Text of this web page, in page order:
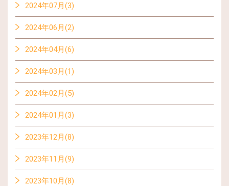
2024年07月(3)
2024年06月(2)
2024年04月(6)
2024年03月(1)
2024年02月(5)
2024年01月(3)
2023年12月(8)
2023年11月(9)
2023年10月(8)